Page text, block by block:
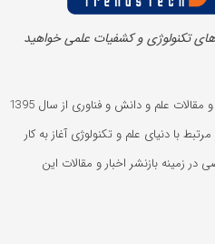
تکنولوژی و کشفیات علمی خواهید
ترندز تک، سیستم جامع بروزترین اخبار و مقالات علم و دانش و فناوری از سال 1395
با دنیای علم و تکنولوژی آغاز به کار
زمینه بازنشر اخبار و مقالات این